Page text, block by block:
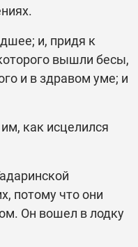
и, придя к
вышли бесы,
и в здравом уме; и
как исцелился
потому что они
Он вошел в лодку